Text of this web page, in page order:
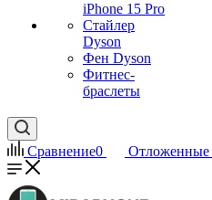
iPhone 15 Pro
Стайлер
Dyson
Фен Dyson
Фитнес-
браслеты
Сравнение0 Отложенные